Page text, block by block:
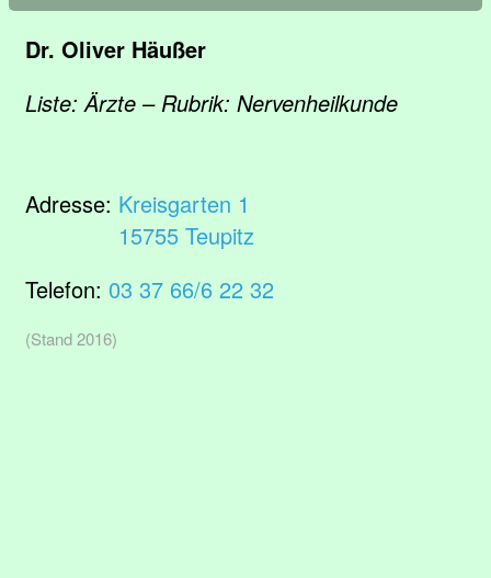
Dr. Oliver Häußer
Liste: Ärzte – Rubrik: Nervenheilkunde
Adresse: Kreisgarten 1
15755 Teupitz
Telefon: 03 37 66/6 22 32
(Stand 2016)